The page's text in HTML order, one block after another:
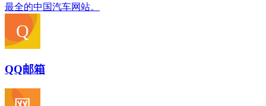
最全的中国汽车网站。
QQ邮箱